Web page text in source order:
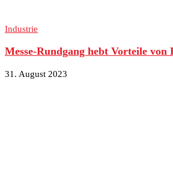
Industrie
Messe-Rundgang hebt Vorteile von
31. August 2023